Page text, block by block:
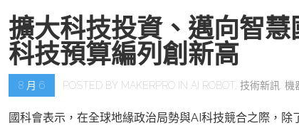
擴大科技投資、邁向智
科技預算編列創新高
8 月 6 POSTED BY MAKERPRO IN AI ROBOT 技術新訊 機
國科會表示，在全球地緣政治局勢與AI科技競合之際，